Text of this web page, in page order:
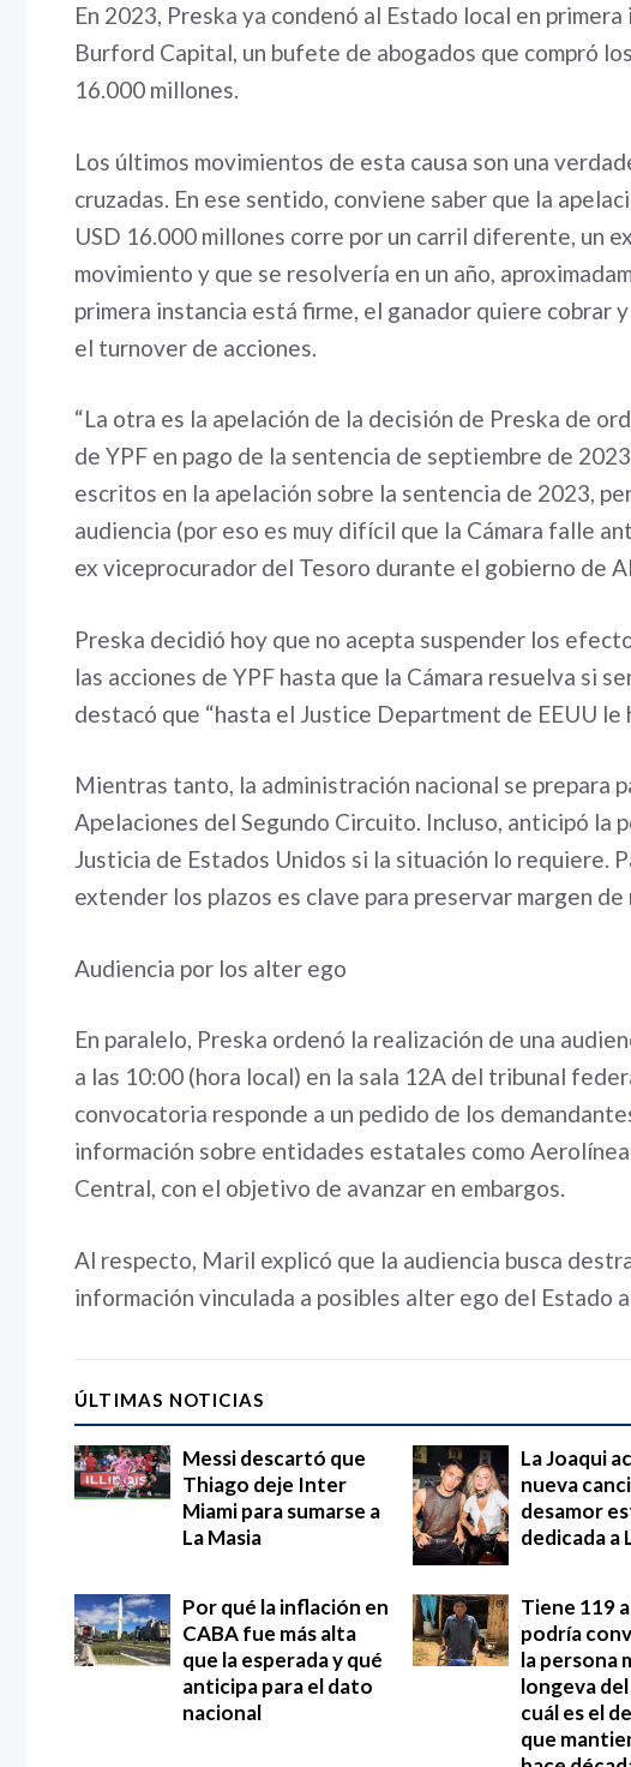
En 2023, Preska ya condenó al Estado local en
Burford Capital, un bufete de abogados que compró
16.000 millones.
Los últimos movimientos de esta causa son una
cruzadas. En ese sentido, conviene saber que la
USD 16.000 millones corre por un carril diferente, un
movimiento y que se resolvería en un año,
primera instancia está firme, el ganador quiere cobrar
el turnover de acciones.
“La otra es la apelación de la decisión de Preska de
de YPF en pago de la sentencia de septiembre de
escritos en la apelación sobre la sentencia de 2023,
audiencia (por eso es muy difícil que la Cámara falle
ex viceprocurador del Tesoro durante el gobierno de
Preska decidió hoy que no acepta suspender los
las acciones de YPF hasta que la Cámara resuelva si
destacó que “hasta el Justice Department de EEUU le
Mientras tanto, la administración nacional se prepara
Apelaciones del Segundo Circuito. Incluso, anticipó la
Justicia de Estados Unidos si la situación lo requiere.
extender los plazos es clave para preservar margen de
Audiencia por los alter ego
En paralelo, Preska ordenó la realización de una
a las 10:00 (hora local) en la sala 12A del tribunal
convocatoria responde a un pedido de los
información sobre entidades estatales como
Central, con el objetivo de avanzar en embargos.
Al respecto, Maril explicó que la audiencia busca
información vinculada a posibles alter ego del Estado
ÚLTIMAS NOTICIAS
Messi descartó que
Thiago deje Inter
Miami para sumarse a
La Masia
La Joaqui
nueva
desamor
dedicada a
Por qué la inflación en
CABA fue más alta
que la esperada y qué
anticipa para el dato
nacional
Tiene 119
podría
la persona
longeva
cuál es el
que